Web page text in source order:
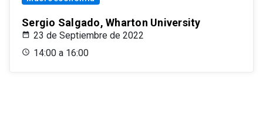
Sergio Salgado, Wharton University
23 de Septiembre de 2022
14:00 a 16:00